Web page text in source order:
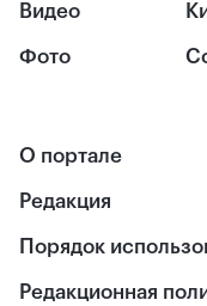
Видео
Фото
О портале
Редакция
Порядок
Редакционная